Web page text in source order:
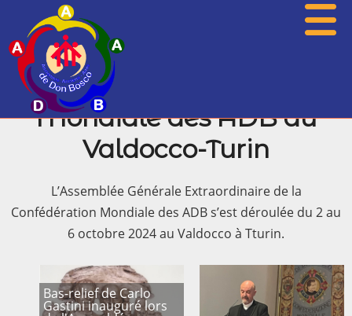
Associations
Histoire
2024 – Confédération
Mondiale des ADB au
Valdocco-Turin
L’Assemblée Générale Extraordinaire de la
Confédération Mondiale des ADB s’est déroulée du 2 au
6 octobre 2024 au Valdocco à Tturin.
Bas-relief de Carlo
Gastini inauguré lors